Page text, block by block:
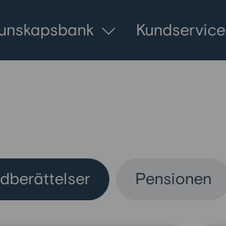
Kundservice
Pensionen